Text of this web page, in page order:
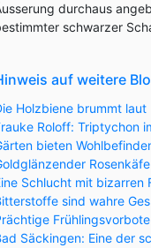
durchaus
schwarzer
auf weitere
Holzbiene brummt
Roloff: Triptychon
bieten
Schlucht mit bizarren
sind wahre
Säckingen: Eine der